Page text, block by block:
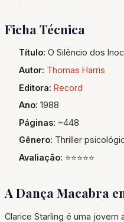
Ficha Técnica
Título: O Silêncio dos
Autor: Thomas Harris
Editora: Record
Ano: 1988
Páginas: ~448
Gênero: Thriller
Avaliação: ⭐⭐⭐⭐⭐
A Dança Macabra
Clarice Starling é uma jovem